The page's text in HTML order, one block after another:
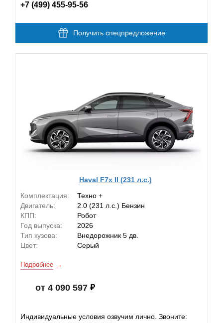
+7 (499) 455-95-56
Получить спецпредложение
Haval F7x II (231 л.с.)
Комплектация:
Техно +
Двигатель:
2.0 (231 л.с.) Бензин
КПП:
Робот
Год выпуска:
2026
Тип кузова:
Внедорожник 5 дв.
Цвет:
Серый
Подробнее
от 4 090 597
Индивидуальные условия озвучим лично. Звоните: